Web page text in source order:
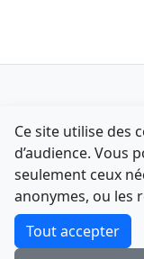
F-Droid·
Comment avez-
Une courte
Ce site utilise des
d’audience. Vous
seulement ceux
anonymes, ou les
Tout accepter